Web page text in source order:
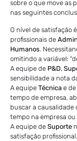
sobre o que move as
nas seguintes
O nível de satisfação
profissionais de
Humanos.
omitindo a variável:
A equipe de P&D,
sensibilidade a nota
A equipe Técnica e de
tempo de empresa,
buscar a causalidade
tempo na empresa
A equipe de Suporte
satisfação profissional.